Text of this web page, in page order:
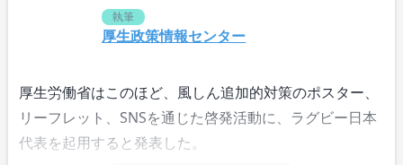
執筆
厚生政策情報センター
厚生労働省はこのほど、風しん追加的対策のポスター、
リーフレット、SNSを通じた啓発活動に、ラグビー日本
代表を起用すると発表した。